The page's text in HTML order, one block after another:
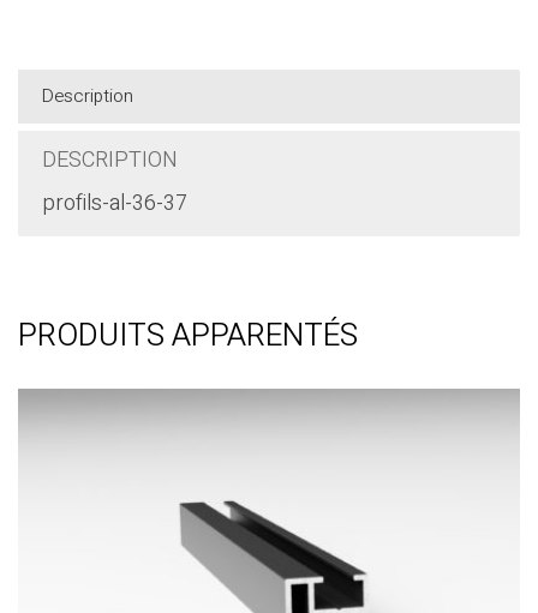
Description
DESCRIPTION
profils-al-36-37
PRODUITS APPARENTÉS